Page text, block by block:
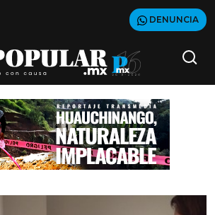
DENUNCIA